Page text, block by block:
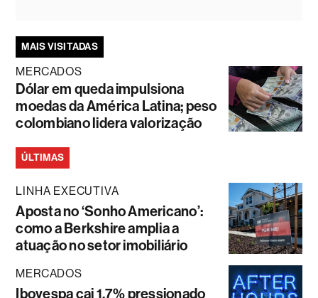
MAIS VISITADAS
MERCADOS
Dólar em queda impulsiona
moedas da América Latina; peso
colombiano lidera valorização
ÚLTIMAS
LINHA EXECUTIVA
Aposta no ‘Sonho Americano’:
como a Berkshire amplia a
atuação no setor imobiliário
MERCADOS
Ibovespa cai 1,7% pressionado